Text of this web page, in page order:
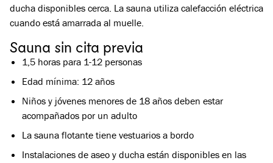
ducha disponibles cerca. La sauna utiliza calefacción eléctrica
cuando está amarrada al muelle.
Sauna sin cita previa
1,5 horas para 1-12 personas
Edad mínima: 12 años
Niños y jóvenes menores de 18 años deben estar
acompañados por un adulto
La sauna flotante tiene vestuarios a bordo
Instalaciones de aseo y ducha están disponibles en las